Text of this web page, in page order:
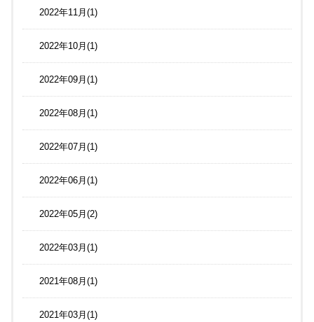
2022年11月(1)
2022年10月(1)
2022年09月(1)
2022年08月(1)
2022年07月(1)
2022年06月(1)
2022年05月(2)
2022年03月(1)
2021年08月(1)
2021年03月(1)